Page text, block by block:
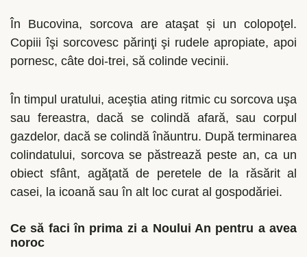
În Bucovina, sorcova are ataşat și un colopoţel.
Copiii îşi sorcovesc părinţi şi rudele apropiate, apoi
pornesc, câte doi-trei, să colinde vecinii.
În timpul uratului, aceştia ating ritmic cu sorcova uşa
sau fereastra, dacă se colindă afară, sau corpul
gazdelor, dacă se colindă înăuntru. După terminarea
colindatului, sorcova se păstrează peste an, ca un
obiect sfânt, agăţată de peretele de la răsărit al
casei, la icoană sau în alt loc curat al gospodăriei.
Ce să faci în prima zi a Noului An pentru a avea
noroc